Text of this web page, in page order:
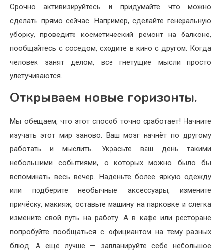
Срочно активизируйтесь и придумайте что можно
сделать прямо сейчас. Например, сделайте генеральную
уборку, проведите косметический ремонт на балконе,
пообщайтесь с соседом, сходите в кино с другом. Когда
человек занят делом, все гнетущие мысли просто
улетучиваются.
Открываем новые горизонты.
Мы обещаем, что этот способ точно сработает! Начните
изучать этот мир заново. Ваш мозг начнёт по другому
работать и мыслить. Украсьте ваш день такими
небольшими событиями, о которых можно было бы
вспоминать весь вечер. Наденьте более яркую одежду
или подберите необычные аксессуары, измените
причёску, макияж, оставьте машину на парковке и слегка
измените свой путь на работу. А в кафе или ресторане
попробуйте пообщаться с официантом на тему разных
блюд. А ещё лучше — запланируйте себе небольшое